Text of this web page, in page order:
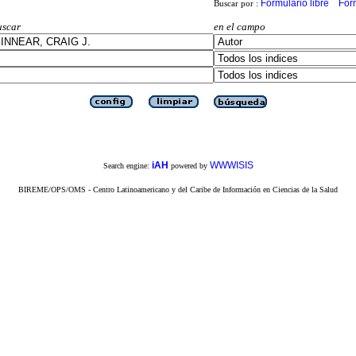
Buscar por : Formulario libre
en el campo
Search engine: iAH powered by WWWISIS
BIREME/OPS/OMS - Centro Latinoamericano y del Caribe de Información en Ciencias de la Salud